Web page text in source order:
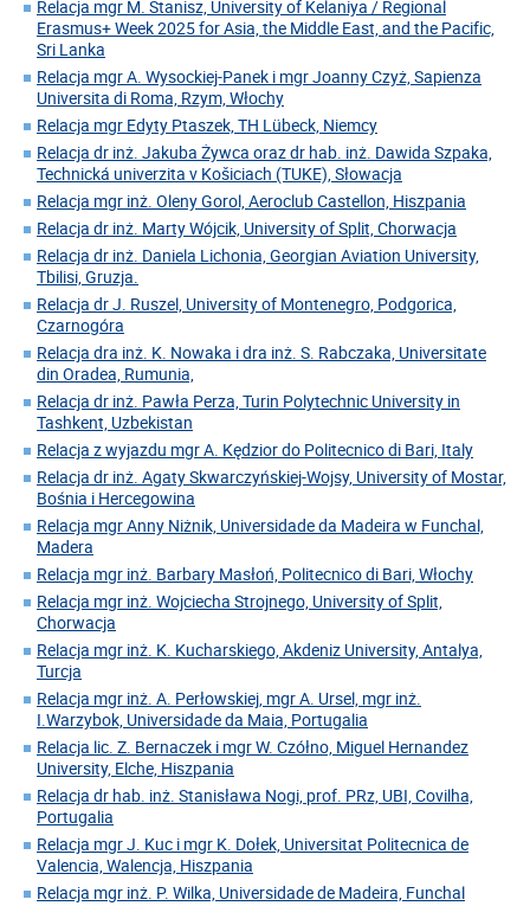
Relacja mgr M. Stanisz, University of Kelaniya / Regional
Erasmus+ Week 2025 for Asia, the Middle East, and the Pacific,
Sri Lanka
Relacja mgr A. Wysockiej-Panek i mgr Joanny Czyż, Sapienza
Universita di Roma, Rzym, Włochy
Relacja mgr Edyty Ptaszek, TH Lübeck, Niemcy
Relacja dr inż. Jakuba Żywca oraz dr hab. inż. Dawida Szpaka,
Technická univerzita v Košiciach (TUKE), Słowacja
Relacja mgr inż. Oleny Gorol, Aeroclub Castellon, Hiszpania
Relacja dr inż. Marty Wójcik, University of Split, Chorwacja
Relacja dr inż. Daniela Lichonia, Georgian Aviation University,
Tbilisi, Gruzja.
Relacja dr J. Ruszel, University of Montenegro, Podgorica,
Czarnogóra
Relacja dra inż. K. Nowaka i dra inż. S. Rabczaka, Universitate
din Oradea, Rumunia,
Relacja dr inż. Pawła Perza, Turin Polytechnic University in
Tashkent, Uzbekistan
Relacja z wyjazdu mgr A. Kędzior do Politecnico di Bari, Italy
Relacja dr inż. Agaty Skwarczyńskiej-Wojsy, University of Mostar,
Bośnia i Hercegowina
Relacja mgr Anny Niżnik, Universidade da Madeira w Funchal,
Madera
Relacja mgr inż. Barbary Masłoń, Politecnico di Bari, Włochy
Relacja mgr inż. Wojciecha Strojnego, University of Split,
Chorwacja
Relacja mgr inż. K. Kucharskiego, Akdeniz University, Antalya,
Turcja
Relacja mgr inż. A. Perłowskiej, mgr A. Ursel, mgr inż.
I.Warzybok, Universidade da Maia, Portugalia
Relacja lic. Z. Bernaczek i mgr W. Czółno, Miguel Hernandez
University, Elche, Hiszpania
Relacja dr hab. inż. Stanisława Nogi, prof. PRz, UBI, Covilha,
Portugalia
Relacja mgr J. Kuc i mgr K. Dołek, Universitat Politecnica de
Valencia, Walencja, Hiszpania
Relacja mgr inż. P. Wilka, Universidade de Madeira, Funchal